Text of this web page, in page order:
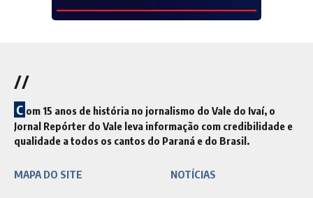
//
C om 15 anos de história no jornalismo do Vale do Ivaí, o
Jornal Repórter do Vale leva informação com credibilidade e
qualidade a todos os cantos do Paraná e do Brasil.
MAPA DO SITE NOTÍCIAS